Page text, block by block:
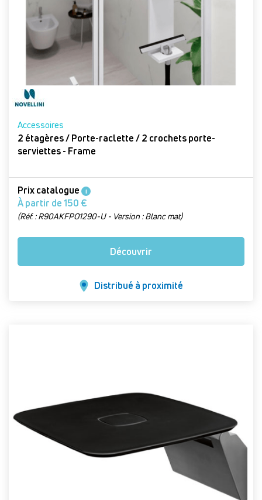
Accessoires
2 étagères / Porte-raclette / 2 crochets porte-
serviettes - Frame
Prix catalogue i
À partir de 150 €
(Réf. : R90AKFPO1290-U - Version : Blanc mat)
Découvrir
Distribué à proximité